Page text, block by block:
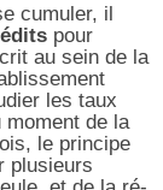
cumuler, il
pour
au sein de la
les taux
moment de la
le principe
plusieurs